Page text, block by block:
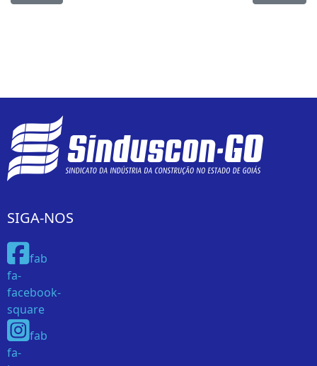
SIGA-NOS
fab
fa-
facebook-
square
fab
fa-